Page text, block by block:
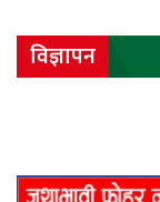
विज्ञापन